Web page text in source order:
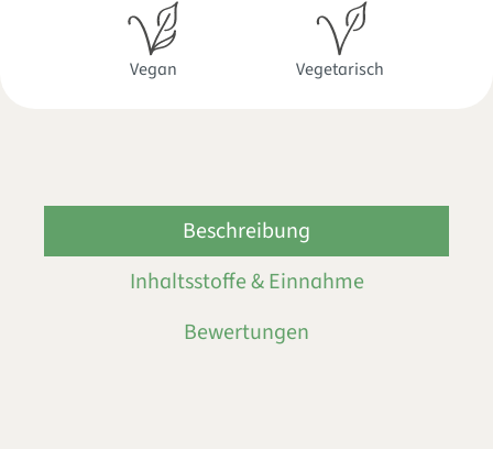
Vegan Vegetarisch
Beschreibung
Inhaltsstoffe & Einnahme
Bewertungen